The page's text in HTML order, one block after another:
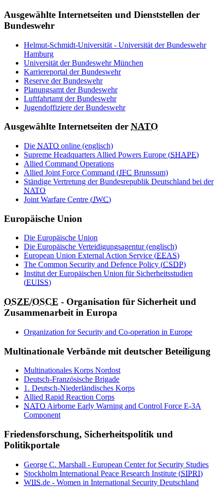
Ausgewählte Internetseiten und Dienststellen der
Bundeswehr
Helmut-Schmidt-Universität - Universität der Bundeswehr
Hamburg
Universität der Bundeswehr München
Karriereportal der Bundeswehr
Reserve der Bundeswehr
Planungsamt der Bundeswehr
Luftfahrtamt der Bundeswehr
Jugendoffiziere der Bundeswehr
Ausgewählte Internetseiten der NATO
Die NATO online (englisch)
Supreme Headquarters Allied Powers Europe (SHAPE)
Allied Command Operations
Allied Joint Force Command (JFC Brunssum)
Ständige Vertretung der Bundesrepublik Deutschland bei der
NATO
Joint Warfare Centre (JWC)
Europäische Union
Die Europäische Union
Die Europäische Verteidigungsagentur (englisch)
European Union External Action Service (EEAS)
The Common Security and Defence Policy (CSDP)
Institut der Europäischen Union für Sicherheitsstudien
(EUISS)
OSZE/OSCE - Organisation für Sicherheit und
Zusammenarbeit in Europa
Organization for Security and Co-operation in Europe
Multinationale Verbände mit deutscher Beteiligung
Multinationales Korps Nordost
Deutsch-Französische Brigade
1. Deutsch-Niederländisches Korps
Allied Rapid Reaction Corps
NATO Airborne Early Warning and Control Force E-3A
Component
Friedensforschung, Sicherheitspolitik und
Politikportale
George C. Marshall - European Centerfor Security Studies
Stockholm International Peace Research Institute (SIPRI)
WIIS.de - Women in International Security Deutschland